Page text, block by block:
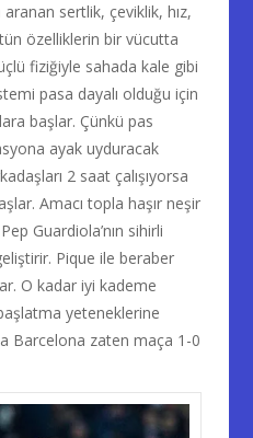
sertlik, çeviklik, hız,
özelliklerin bir vücutta
fiziğiyle sahada kale gibi
pasa dayalı olduğu için
başlar. Çünkü pas
ayak uyduracak
2 saat çalışıyorsa
Amacı topla haşır neşir
Guardiola’nın sihirli
Pique ile beraber
O kadar iyi kademe
yeteneklerine
Barcelona zaten maça 1-0